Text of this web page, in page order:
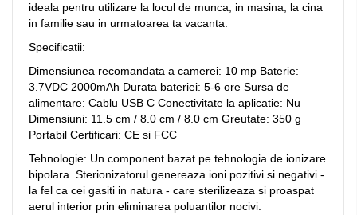
ideala pentru utilizare la locul de munca, in masina, la cina
in familie sau in urmatoarea ta vacanta.
Specificatii:
Dimensiunea recomandata a camerei: 10 mp Baterie:
3.7VDC 2000mAh Durata bateriei: 5-6 ore Sursa de
alimentare: Cablu USB C Conectivitate la aplicatie: Nu
Dimensiuni: 11.5 cm / 8.0 cm / 8.0 cm Greutate: 350 g
Portabil Certificari: CE si FCC
Tehnologie: Un component bazat pe tehnologia de ionizare
bipolara. Sterionizatorul genereaza ioni pozitivi si negativi -
la fel ca cei gasiti in natura - care sterilizeaza si proaspat
aerul interior prin eliminarea poluantilor nocivi.